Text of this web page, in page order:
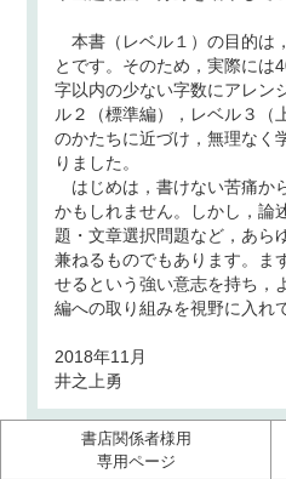
本書（レベル１）の目的は
とです。そのため，実際には
字以内の少ない字数にアレン
ル２（標準編），レベル３（
のかたちに近づけ，無理なく
りました。
はじめは，書けない苦痛か
かもしれません。しかし，論
題・文章選択問題など，あら
兼ねるものでもあります。ま
せるという強い意志を持ち，
編への取り組みを視野に入れ
2018年11月
井之上勇
書店関係者様用
専用ページ